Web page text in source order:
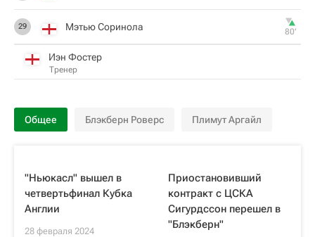
29 Мэтью Соринола 80‎’‎
Иэн Фостер
Тренер
Общее Блэкберн Роверс Плимут Аргайл
"Ньюкасл" вышел в
четвертьфинал Кубка
Англии
28 февраля 2024
Приостановивший
контракт с ЦСКА
Сигурдссон перешел в
"Блэкберн"